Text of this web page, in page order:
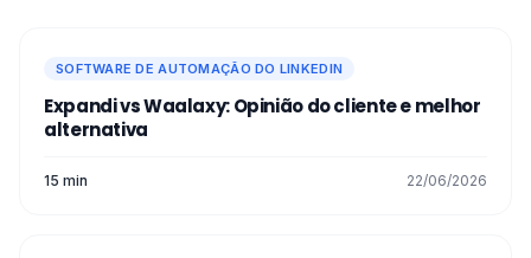
SOFTWARE DE AUTOMAÇÃO DO LINKEDIN
Expandi vs Waalaxy: Opinião do cliente e melhor
alternativa
15 min 22/06/2026